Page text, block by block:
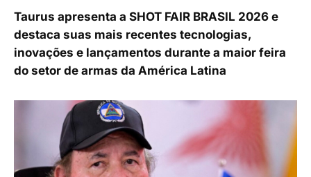
Taurus apresenta a SHOT FAIR BRASIL 2026 e
destaca suas mais recentes tecnologias,
inovações e lançamentos durante a maior feira
do setor de armas da América Latina